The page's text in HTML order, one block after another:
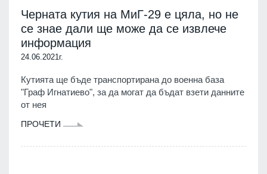
Черната кутия на МиГ-29 е цяла, но не
се знае дали ще може да се извлече
информация
24.06.2021г.
Кутията ще бъде транспортирана до военна база
"Граф Игнатиево", за да могат да бъдат взети данните
от нея
ПРОЧЕТИ